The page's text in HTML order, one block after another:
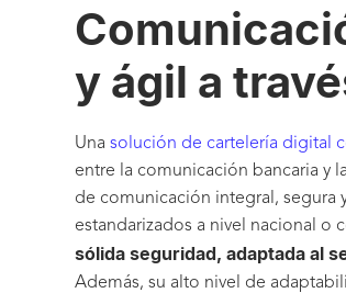
y ágil a
Una solución de cartelería digital
entre la comunicación bancaria y
de comunicación integral, segura
estandarizados a nivel nacional o
sólida seguridad, adaptada al
Además, su alto nivel de